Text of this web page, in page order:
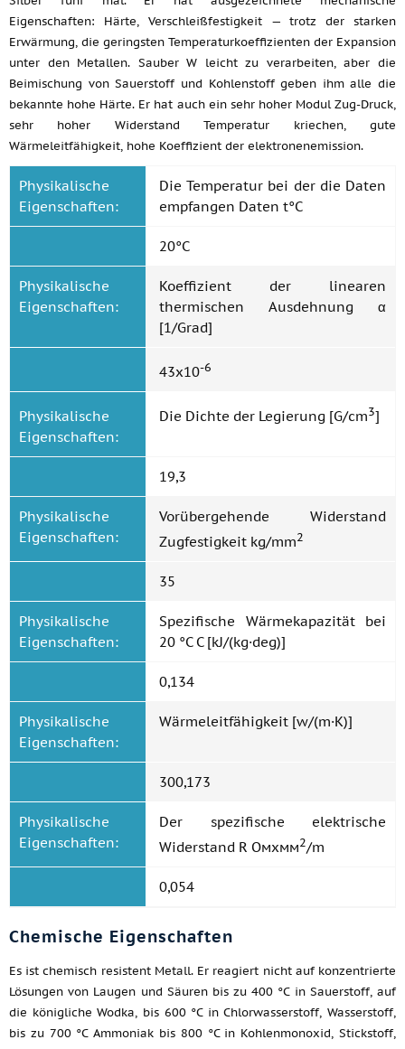
Eigenschaften: Härte, Verschleißfestigkeit — trotz der starken
Erwärmung, die geringsten Temperaturkoeffizienten der Expansion
unter den Metallen. Sauber W leicht zu verarbeiten, aber die
Beimischung von Sauerstoff und Kohlenstoff geben ihm alle die
bekannte hohe Härte. Er hat auch ein sehr hoher Modul Zug-Druck,
sehr hoher Widerstand Temperatur kriechen, gute
Wärmeleitfähigkeit, hohe Koeffizient der elektronenemission.
Physikalische
Eigenschaften:
Die Temperatur bei der die Daten
empfangen Daten t°C
20°C
Physikalische
Eigenschaften:
Koeffizient der linearen
thermischen Ausdehnung α
[1/Grad]
43x10-6
Physikalische
Eigenschaften:
Die Dichte der Legierung [G/cm3]
19,3
Physikalische
Eigenschaften:
Vorübergehende Widerstand
Zugfestigkeit kg/mm2
35
Physikalische
Eigenschaften:
Spezifische Wärmekapazität bei
20 °C C [kJ/(kg·deg)]
0,134
Physikalische
Eigenschaften:
Wärmeleitfähigkeit [w/(m·K)]
300,173
Physikalische
Eigenschaften:
Der spezifische elektrische
Widerstand R Омхмм2/m
0,054
Chemische Eigenschaften
Es ist chemisch resistent Metall. Er reagiert nicht auf konzentrierte
Lösungen von Laugen und Säuren bis zu 400 °C in Sauerstoff, auf
die königliche Wodka, bis 600 °C in Chlorwasserstoff, Wasserstoff,
bis zu 700 °C Ammoniak bis 800 °C in Kohlenmonoxid, Stickstoff,